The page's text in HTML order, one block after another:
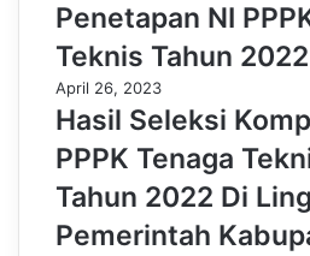
Penetapan NI
Teknis Tahun 2022
April 26, 2023
Hasil Seleksi
PPPK Tenaga
Tahun 2022 Di
Pemerintah